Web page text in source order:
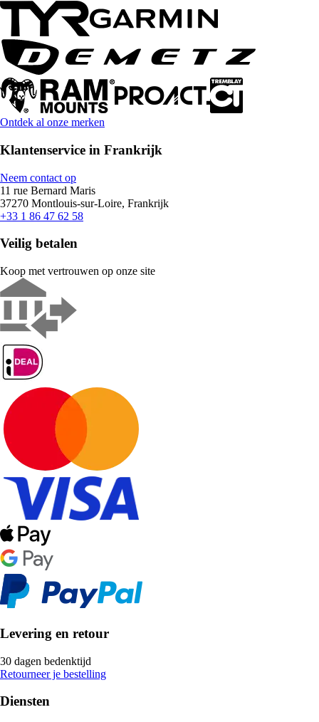
Ontdek al onze merken
Klantenservice in Frankrijk
Neem contact op
11 rue Bernard Maris
37270 Montlouis-sur-Loire, Frankrijk
+33 1 86 47 62 58
Veilig betalen
Koop met vertrouwen op onze site
Levering en retour
30 dagen bedenktijd
Retourneer je bestelling
Diensten